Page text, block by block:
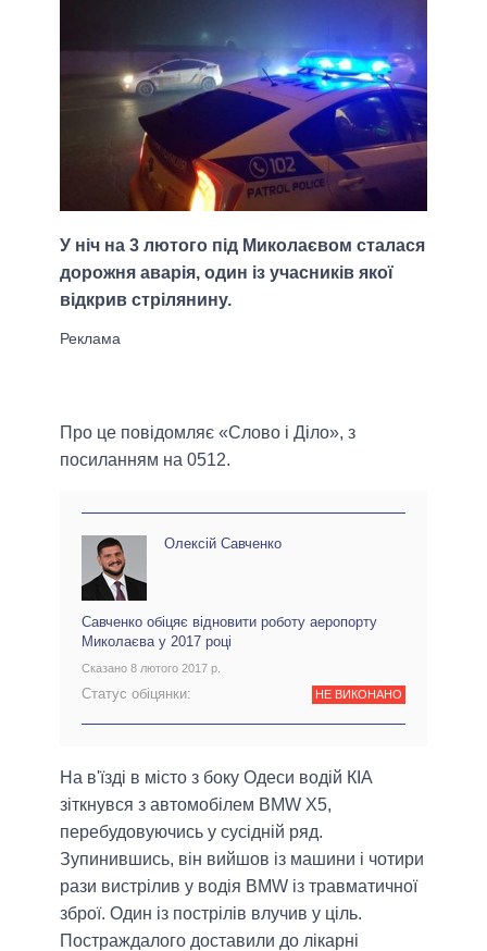
У ніч на 3 лютого під Миколаєвом сталася
дорожня аварія, один із учасників якої
відкрив стрілянину.
Про це повідомляє «Слово і Діло», з
посиланням на 0512.
Олексій Савченко
Савченко обіцяє відновити роботу аеропорту
Миколаєва у 2017 році
Сказано 8 лютого 2017 р.
Статус обіцянки: НЕ ВИКОНАНО
На в'їзді в місто з боку Одеси водій КІА
зіткнувся з автомобілем BMW Х5,
перебудовуючись у сусідній ряд.
Зупинившись, він вийшов із машини і чотири
рази вистрілив у водія BMW із травматичної
зброї. Один із пострілів влучив у ціль.
Постраждалого доставили до лікарні